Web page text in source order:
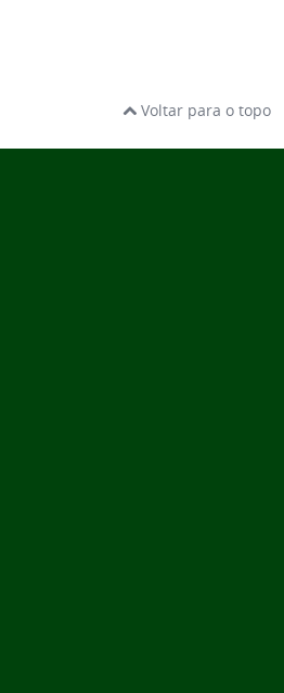
Voltar para o topo